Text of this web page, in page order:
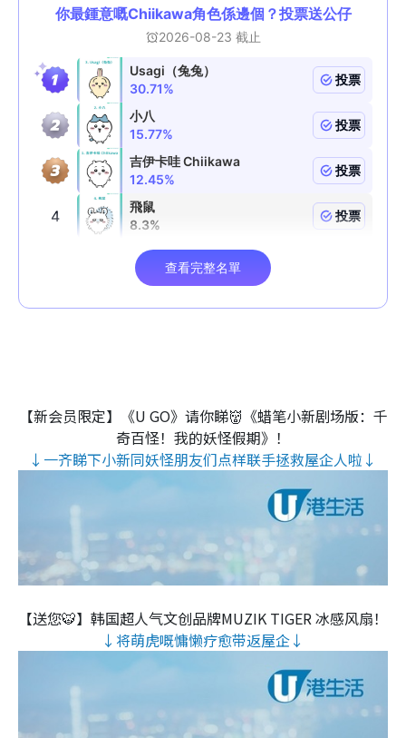
【新会员限定】《U GO》请你睇👹《蜡笔小新剧场版：千
奇百怪！我的妖怪假期》！
↓一齐睇下小新同妖怪朋友们点样联手拯救屋企人啦↓
【送您🐯】韩国超人气文创品牌MUZIK TIGER 冰感风扇！
↓将萌虎嘅慵懒疗愈带返屋企↓